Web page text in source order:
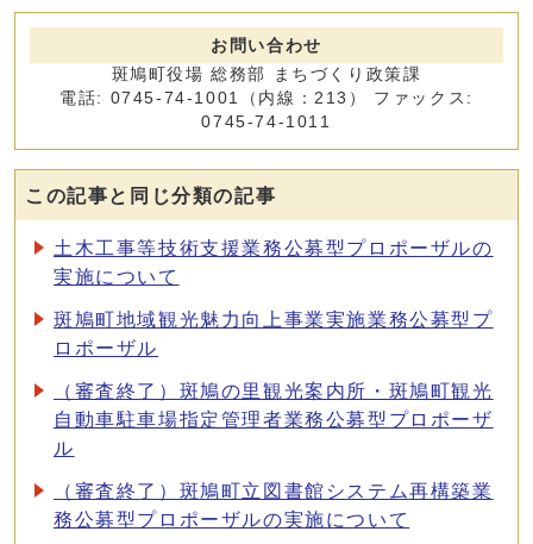
お問い合わせ
斑鳩町役場 総務部 まちづくり政策課
電話: 0745-74-1001（内線：213） ファックス:
0745-74-1011
この記事と同じ分類の記事
土木工事等技術支援業務公募型プロポーザルの
実施について
斑鳩町地域観光魅力向上事業実施業務公募型プ
ロポーザル
（審査終了）斑鳩の里観光案内所・斑鳩町観光
自動車駐車場指定管理者業務公募型プロポーザ
ル
（審査終了）斑鳩町立図書館システム再構築業
務公募型プロポーザルの実施について